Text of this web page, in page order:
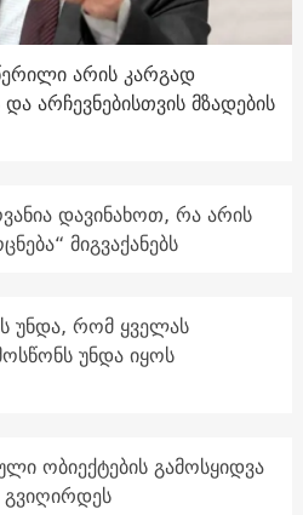
არის კარგად
არჩევნებისთვის მზადების
დავინახოთ, რა არის
მიგვაქანებს
უნდა, რომ ყველას
უნდა იყოს
ობიექტების გამოსყიდვა
გვიღირდეს